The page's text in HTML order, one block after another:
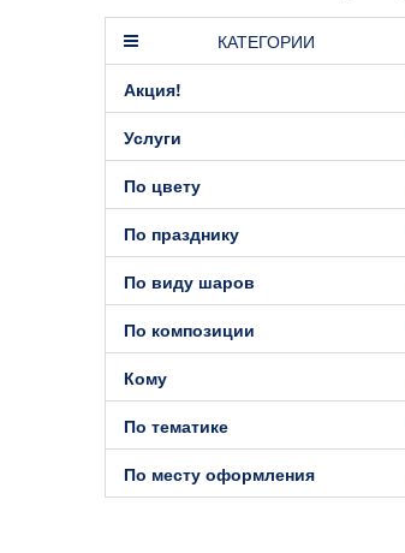
КАТЕГОРИИ
Акция!
Услуги
По цвету
По празднику
По виду шаров
По композиции
Кому
По тематике
По месту оформления